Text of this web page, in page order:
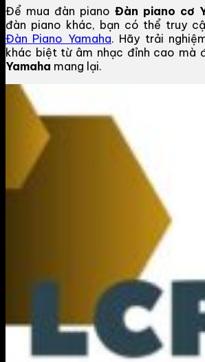
Để mua đàn piano Đàn piano cơ
đàn piano khác, bạn có thể truy
Đàn Piano Yamaha. Hãy trải
khác biệt từ âm nhạc đỉnh cao mà
Yamaha mang lại.